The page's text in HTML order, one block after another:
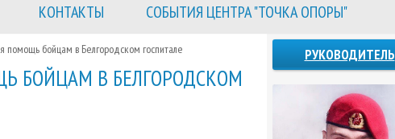
КОНТАКТЫ СОБЫТИЯ ЦЕНТРА "ТОЧКА ОПОРЫ"
помощь бойцам в Белгородском госпитале
БОЙЦАМ В БЕЛГОРОДСКОМ
РУКОВОДИТЕЛЬ